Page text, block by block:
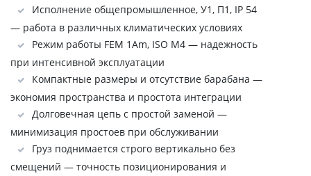
Исполнение общепромышленное, У1, П1, IP 54
— работа в различных климатических условиях
Режим работы FEM 1Аm, ISO M4 — надежность
при интенсивной эксплуатации
Компактные размеры и отсутствие барабана —
экономия пространства и простота интеграции
Долговечная цепь с простой заменой —
минимизация простоев при обслуживании
Груз поднимается строго вертикально без
смещений — точность позиционирования и